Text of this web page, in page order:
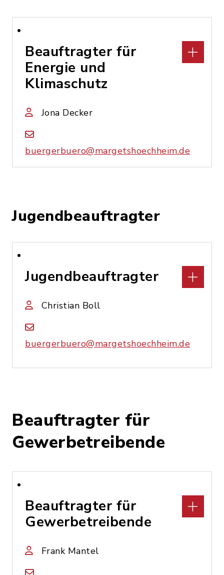
Beauftragter für
Energie und
Klimaschutz
Jona Decker
buergerbuero@margetshoechheim.de
Jugendbeauftragter
Jugendbeauftragter
Christian Boll
buergerbuero@margetshoechheim.de
Beauftragter für
Gewerbetreibende
Beauftragter für
Gewerbetreibende
Frank Mantel